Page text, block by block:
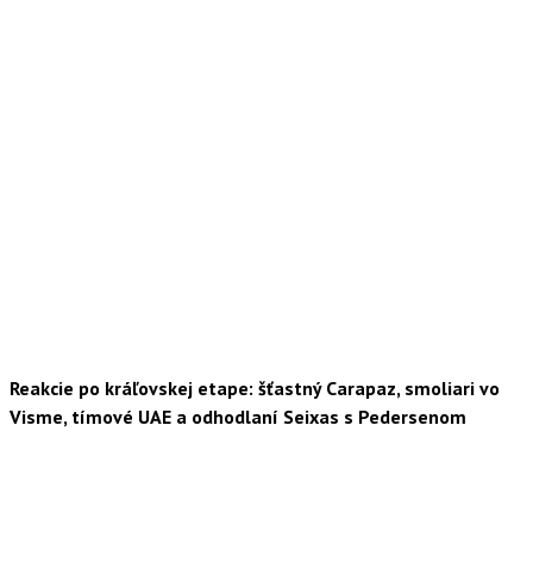
Reakcie po kráľovskej etape: šťastný Carapaz, smoliari vo
Visme, tímové UAE a odhodlaní Seixas s Pedersenom